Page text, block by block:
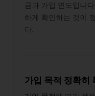
금과 가입 연도입니
하게 확인하는 것이
다.
가입 목적 정확히